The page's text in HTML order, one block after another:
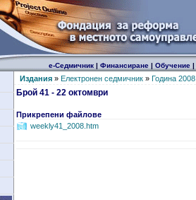
е-Седмичник| Финансиране| Обучение|
Издания» Електронен седмичник» Година 2008
Брой 41 - 22 октомври
Прикрепени файлове
weekly41_2008.htm